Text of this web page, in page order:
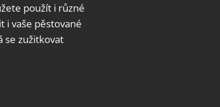
použít i různé
i vaše pěstované
se zužitkovat